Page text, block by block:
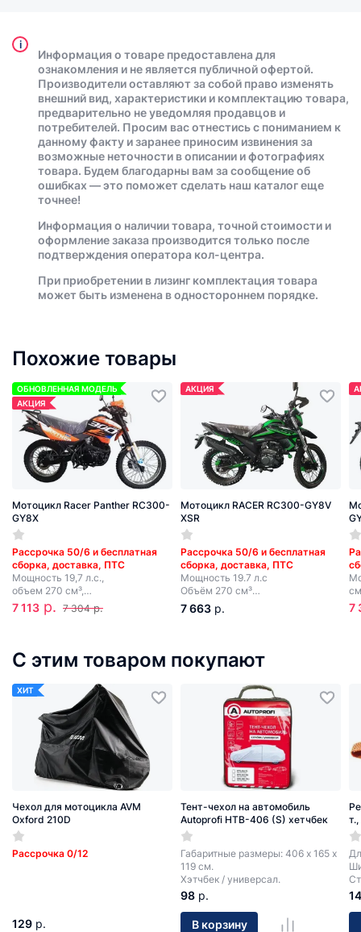
i
Информация о товаре предоставлена для
ознакомления и не является публичной офертой.
Производители оставляют за собой право изменять
внешний вид, характеристики и комплектацию товара,
предварительно не уведомляя продавцов и
потребителей. Просим вас отнестись с пониманием к
данному факту и заранее приносим извинения за
возможные неточности в описании и фотографиях
товара. Будем благодарны вам за сообщение об
ошибках — это поможет сделать наш каталог еще
точнее!
Информация о наличии товара, точной стоимости и
оформление заказа производится только после
подтверждения оператора кол-центра.
При приобретении в лизинг комплектация товара
может быть изменена в одностороннем порядке.
Похожие товары
ОБНОВЛЕННАЯ МОДЕЛЬ
АКЦИЯ
Мотоцикл Racer Panther RC300-
GY8X
Рассрочка 50/6 и бесплатная
сборка, доставка, ПТС
Мощность 19,7 л.с.,
объем 270 см³,
5 передач,
электростартер.
7 113 р. 7 304 р.
АКЦИЯ
Мотоцикл RACER RC300-GY8V
XSR
Рассрочка 50/6 и бесплатная
сборка, доставка, ПТС
Мощность 19.7 л.с
Объём 270 см³
5 передач
Электростартер + кик-стартер
7 663 р. 7
С этим товаром покупают
ХИТ
Чехол для мотоцикла AVM
Oxford 210D
Рассрочка 0/12
129 р.
Тент-чехол на автомобиль
Autoprofi HTB-406 (S) хетчбек
Габаритные размеры: 406 х 165 х
119 см.
Хэтчбек / универсал.
98 р.
В корзину
14